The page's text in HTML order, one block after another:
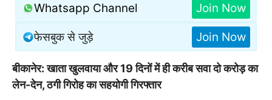
Whatsapp Channel Join Now
फेसबुक से जुड़े Join Now
बीकानेर: खाता खुलवाया और 19 दिनों में ही करीब सवा दो करोड़ का
लेन-देन, ठगी गिरोह का सहयोगी गिरफ्तार